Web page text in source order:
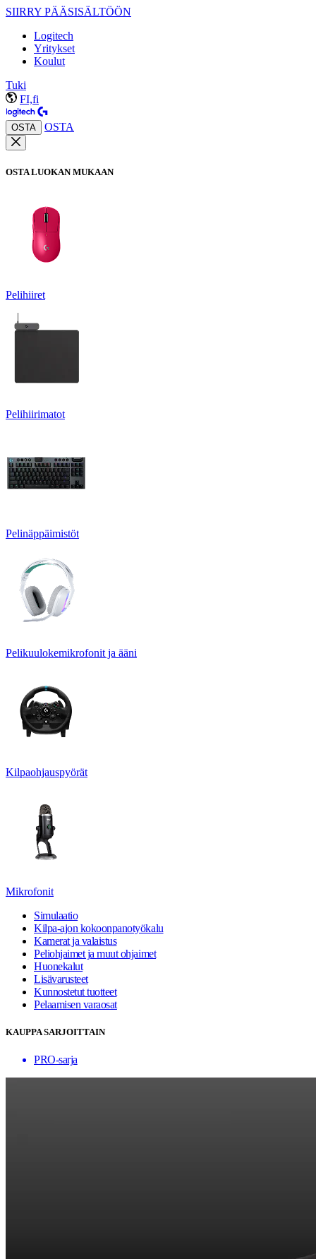
SIIRRY PÄÄSISÄLTÖÖN
Logitech
Yritykset
Koulut
Tuki
FI,fi
OSTA OSTA
OSTA LUOKAN MUKAAN
Pelihiiret
Pelihiirimatot
Pelinäppäimistöt
Pelikuulokemikrofonit ja ääni
Kilpaohjauspyörät
Mikrofonit
Simulaatio
Kilpa-ajon kokoonpanotyökalu
Kamerat ja valaistus
Peliohjaimet ja muut ohjaimet
Huonekalut
Lisävarusteet
Kunnostetut tuotteet
Pelaamisen varaosat
KAUPPA SARJOITTAIN
PRO-sarja